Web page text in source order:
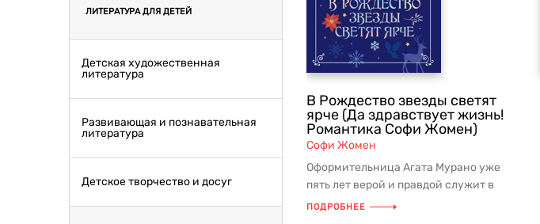
ЛИТЕРАТУРА ДЛЯ ДЕТЕЙ
Детская художественная
литература
Развивающая и познавательная
литература
Детское творчество и досуг
В Рождество звезды светят
ярче (Да здравствует жизнь!
Романтика Софи Жомен)
Софи Жомен
Оформительница Агата Мурано уже
пять лет верой и правдой служит в
«Галерее Артман» — семейном
ПОДРОБНЕЕ